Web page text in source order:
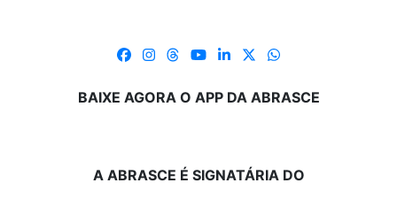
BAIXE AGORA O APP DA ABRASCE
A ABRASCE É SIGNATÁRIA DO